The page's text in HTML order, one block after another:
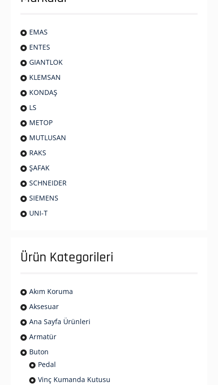
EMAS
ENTES
GIANTLOK
KLEMSAN
KONDAŞ
LS
METOP
MUTLUSAN
RAKS
ŞAFAK
SCHNEIDER
SIEMENS
UNI-T
Ürün Kategorileri
Akım Koruma
Aksesuar
Ana Sayfa Ürünleri
Armatür
Buton
Pedal
Vinç Kumanda Kutusu